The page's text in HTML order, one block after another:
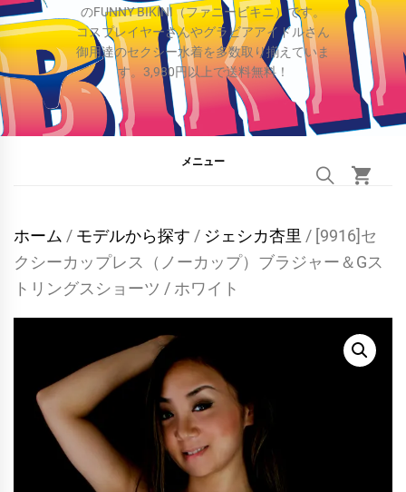
のFUNNY BIKINI（ファニービキニ）です。
コスプレイヤーさんやグラビアアイドルさん
御用達のセクシー水着を多数取り揃えていま
す。3,980円以上で送料無料！
メニュー
ホーム / モデルから探す / ジェシカ杏里 / [9916]セ
クシーカップレス（ノーカップ）ブラジャー＆Gス
トリングスショーツ / ホワイト